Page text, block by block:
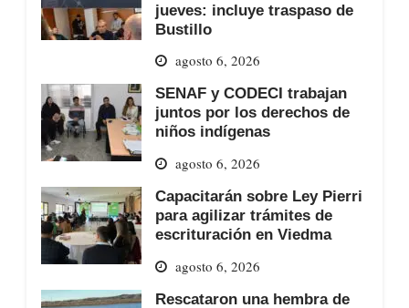
jueves: incluye traspaso de
Bustillo
agosto 6, 2026
SENAF y CODECI trabajan
juntos por los derechos de
niños indígenas
agosto 6, 2026
Capacitarán sobre Ley Pierri
para agilizar trámites de
escrituración en Viedma
agosto 6, 2026
Rescataron una hembra de